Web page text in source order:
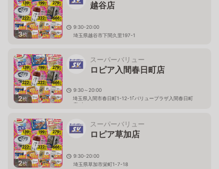
3枚
越谷店
9:30-20:00
埼玉県越谷市下間久里197-1
2枚
スーパーバリュー
ロピア入間春日町店
9:30～20:00
埼玉県入間市春日町1-12-1｢バリュープラザ入間春日町
店｣内
2枚
スーパーバリュー
ロピア草加店
9:30-20:00
埼玉県草加市栄町1-7-18